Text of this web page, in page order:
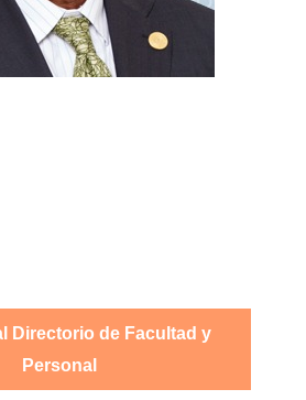
Directorio de Facultad y
Personal